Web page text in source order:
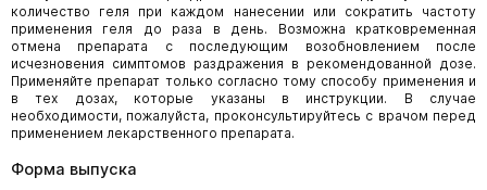
количество геля при каждом нанесении или сократить частоту
применения геля до раза в день. Возможна кратковременная
отмена препарата с последующим возобновлением после
исчезновения симптомов раздражения в рекомендованной дозе.
Применяйте препарат только согласно тому способу применения и
в тех дозах, которые указаны в инструкции. В случае
необходимости, пожалуйста, проконсультируйтесь с врачом перед
применением лекарственного препарата.
Форма выпуска